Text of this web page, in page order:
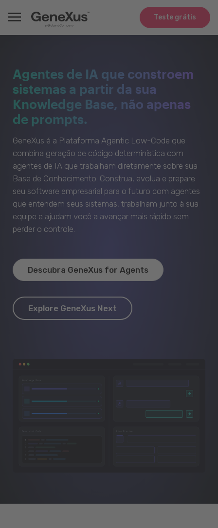
Teste grátis
Agentes de IA que constroem
sistemas a partir da sua
Knowledge Base, não apenas
de prompts.
GeneXus é a Plataforma Agentic Low-Code que
combina geração de código determinística com
agentes de IA que trabalham diretamente sobre sua
Base de Conhecimento. Construa, evolua e prepare
seu software empresarial para o futuro com agentes
que entendem seus sistemas, trabalham junto à sua
equipe e ajudam você a avançar mais rápido sem
perder o controle.
Descubra GeneXus for Agents
Explore GeneXus Next